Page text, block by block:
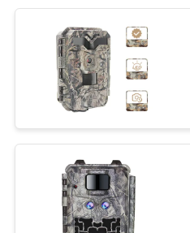
UNA
MAPA
DEL
SITIO
POLÍTICA